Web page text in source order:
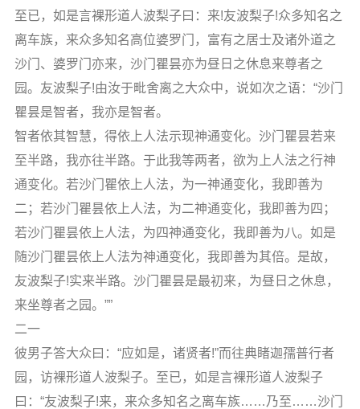
至已，如是言裸形道人波梨子曰：来!友波梨子!众多知名之
离车族，来众多知名高位婆罗门，富有之居士及诸外道之
沙门、婆罗门亦来，沙门瞿昙亦为昼日之休息来尊者之
园。友波梨子!由汝于毗舍离之大众中，说如次之语：“沙门
瞿昙是智者，我亦是智者。
智者依其智慧，得依上人法示现神通变化。沙门瞿昙若来
至半路，我亦往半路。于此我等两者，欲为上人法之行神
通变化。若沙门瞿依上人法，为一神通变化，我即善为
二；若沙门瞿昙依上人法，为二神通变化，我即善为四；
若沙门瞿昙依上人法，为四神通变化，我即善为八。如是
随沙门瞿昙依上人法为神通变化，我即善为其倍。是故，
友波梨子!实来半路。沙门瞿昙是最初来，为昼日之休息，
来坐尊者之园。””
二一
彼男子答大众曰：“应如是，诸贤者!”而往典睹迦孺普行者
园，访裸形道人波梨子。至已，如是言裸形道人波梨子
曰：“友波梨子!来，来众多知名之离车族……乃至……沙门